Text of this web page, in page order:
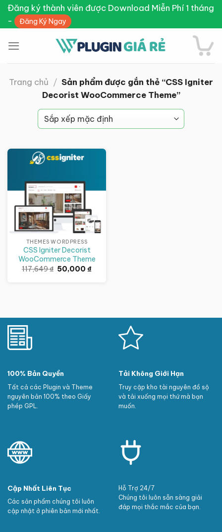
Skip
content
Đăng ký thành viên được Download Miễn Phí 1 tháng
-
Đăng Ký Ngay
Trang chủ / Sản phẩm được gắn thẻ “CSS Igniter
Decorist WooCommerce Theme”
Giảm giá!
THEMES WORDPRESS
CSS Igniter Decorist
WooCommerce Theme
117,649₫ Giá
gốc
50,000₫Giá
100% Bản Quyền
Tất cả các Plugin và Theme
nguyên bản 100% theo Giấy
phép GPL.
Tải Không Giới Hạn
Truy cập kho tài nguyên đồ sộ
và tải xuống mọi thứ mà bạn
muốn.
Cập Nhất Liên Tục
Các sản phẩm chúng tôi luôn
cập nhật ở phiên bản mới nhất.
Hỗ Trợ 24/7
Chúng tôi luôn sẵn sàng giải
đáp mọi thắc mắc của bạn.